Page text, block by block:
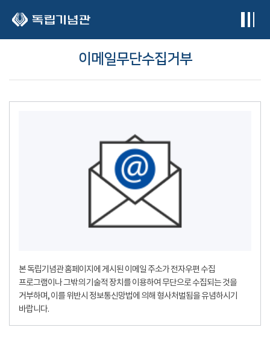
이메일무단수집거부
본 독립기념관 홈페이지에 게시된 이메일 주소가 전자우편 수집
프로그램이나 그밖의 기술적 장치를 이용하여 무단으로 수집되는 것을
거부하며, 이를 위반시 정보통신망법에 의해 형사처벌됨을 유념하시기
바랍니다.